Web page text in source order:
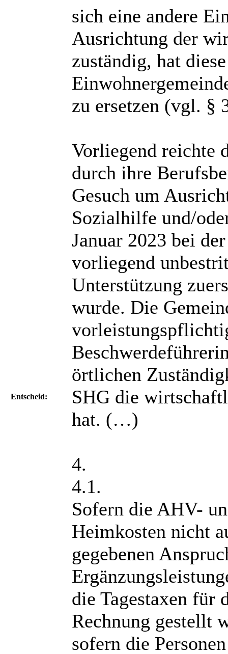
Entscheid:
sich eine andere
Ausrichtung der
zuständig, hat
zu ersetzen (vgl. §
Vorliegend reichte
durch ihre
Gesuch um
Sozialhilfe und/
Januar 2023 bei
vorliegend
Unterstützung
wurde. Die
örtlichen
SHG die
hat. (…)
4.
4.1.
Sofern die AHV-
Heimkosten nicht
gegebenen
die Tagestaxen für
Rechnung gestellt
sofern die